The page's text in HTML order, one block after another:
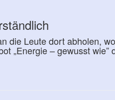
die Leute dort abholen,
„Energie – gewusst wie”